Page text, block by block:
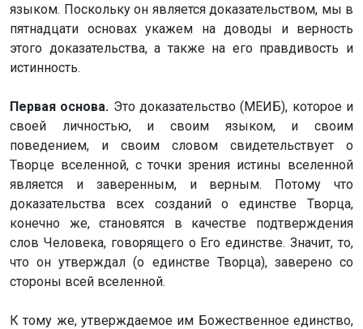
языком. Поскольку он является доказательством, мы в
пятнадцати основах укажем на доводы и верность
этого доказательства, а также на его правдивость и
истинность.
Первая основа. Это доказательство (МЕИБ), которое и
своей личностью, и своим языком, и своим
поведением, и своим словом свидетельствует о
Творце вселенной, с точки зрения истины вселенной
является и заверенным, и верным. Потому что
доказательства всех созданий о единстве Творца,
конечно же, становятся в качестве подтверждения
слов Человека, говорящего о Его единстве. Значит, то,
что он утверждал (о единстве Творца), заверено со
стороны всей вселенной.
К тому же, утверждаемое им Божественное единство,